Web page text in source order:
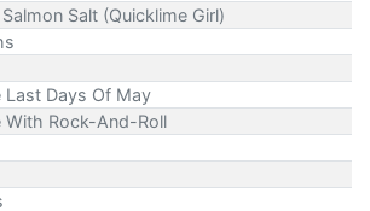
Salt (Quicklime Girl)
Last Days Of May
With Rock-And-Roll